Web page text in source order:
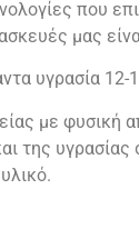
που
μας
υγρασία 12-
με φυσική
της